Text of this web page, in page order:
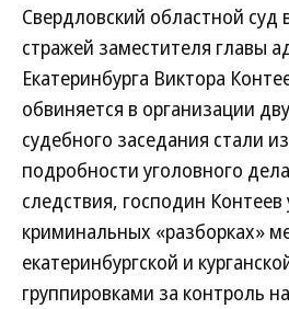
Свердловский областной суд
стражей заместителя главы
Екатеринбурга Виктора
обвиняется в организации
судебного заседания стали
подробности уголовного
следствия, господин Контеев
криминальных «разборках»
екатеринбургской и
группировками за контроль